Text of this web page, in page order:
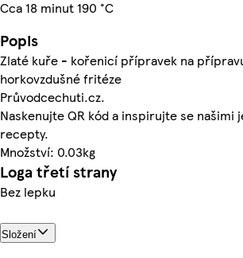
Cca 18 minut 190 °C
Popis
Zlaté kuře - kořenicí přípravek na
horkovzdušné fritéze
Průvodcechuti.cz.
Naskenujte QR kód a inspirujte se našimi
recepty.
Množství: 0.03kg
Loga třetí strany
Bez lepku
Složení